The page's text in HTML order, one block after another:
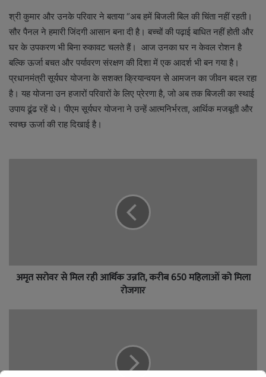
श्री कुमार और उनके परिवार ने बताया “अब हमें बिजली बिल की चिंता नहीं रहती।
सौर पैनल ने हमारी जिंदगी आसान बना दी है। बच्चों की पढ़ाई बाधित नहीं होती और
घर के उपकरण भी बिना रुकावट चलते हैं। आज उनका घर न केवल रोशन है
बल्कि ऊर्जा बचत और पर्यावरण संरक्षण की दिशा में एक आदर्श भी बन गया है।
प्रधानमंत्री सूर्यघर योजना के सशक्त क्रियान्वयन से आमजन का जीवन बदल रहा
है। यह योजना उन हजारों परिवारों के लिए प्रेरणा है, जो अब तक बिजली का स्थाई
उपाय ढूंढ रहें थे। पीएम सूर्यघर योजना ने उन्हें आत्मनिर्भरता, आर्थिक मजबूती और
स्वच्छ ऊर्जा की राह दिखाई है।
अमृत सरोवर से मिल रही आर्थिक उन्नति, करीब 650 महिलाओं को मिला
रोजगार